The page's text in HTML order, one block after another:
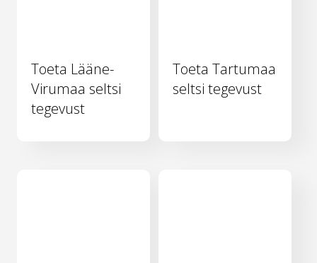
Toeta Lääne-
Virumaa seltsi
tegevust
Toeta Tartumaa
seltsi tegevust